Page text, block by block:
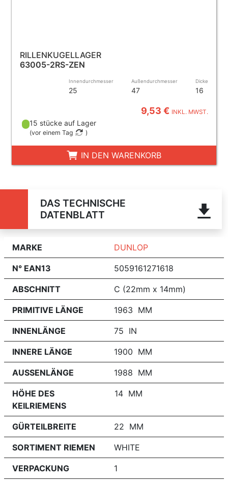
RILLENKUGELLAGER
63005-2RS-ZEN
Innendurchmesser
25
Außendurchmesser
47
Dicke
16
9,53 € INKL. MWST.
15 stücke auf Lager
(vor einem Tag )
IN DEN WARENKORB
DAS TECHNISCHE
DATENBLATT
MARKE DUNLOP
N° EAN13 5059161271618
ABSCHNITT C (22mm x 14mm)
PRIMITIVE LÄNGE 1963 MM
INNENLÄNGE 75 IN
INNERE LÄNGE 1900 MM
AUSSENLÄNGE 1988 MM
HÖHE DES
KEILRIEMENS
14 MM
GÜRTEILBREITE 22 MM
SORTIMENT RIEMEN WHITE
VERPACKUNG 1